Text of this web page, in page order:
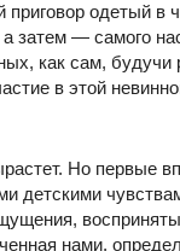
одетый в
а затем — самого
как сам, будучи
в этой
Но первые
детскими
нами,